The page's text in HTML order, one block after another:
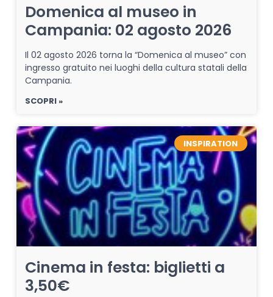
Domenica al museo in
Campania: 02 agosto 2026
Il 02 agosto 2026 torna la “Domenica al museo” con
ingresso gratuito nei luoghi della cultura statali della
Campania.
SCOPRI »
INSPIRATION
Cinema in festa: biglietti a
3,50€